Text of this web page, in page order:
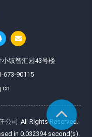
镇智汇园43号楼
673-90115
公司 All Rights Reserved.
in 0.032394 second(s).